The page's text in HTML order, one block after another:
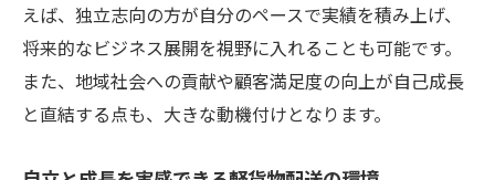
えば、独立志向の方が自分のペースで実績を積み上げ、
将来的なビジネス展開を視野に入れることも可能です。
また、地域社会への貢献や顧客満足度の向上が自己成長
と直結する点も、大きな動機付けとなります。